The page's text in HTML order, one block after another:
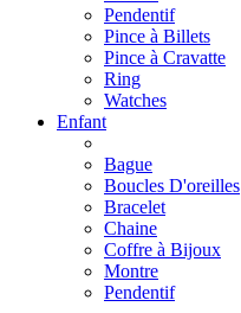
Pendentif
Pince à Billets
Pince à Cravatte
Ring
Watches
Enfant
Bague
Boucles D'oreilles
Bracelet
Chaine
Coffre à Bijoux
Montre
Pendentif